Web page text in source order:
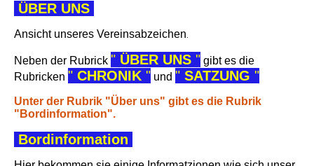
ÜBER UNS
Ansicht unseres Vereinsabzeichen.
Neben der Rubrick " ÜBER UNS " gibt es die
Rubricken " CHRONIK " und " SATZUNG "
Unter der Rubrik "Über uns" gibt es die Rubrik
"Bordinformation".
Bordinformation